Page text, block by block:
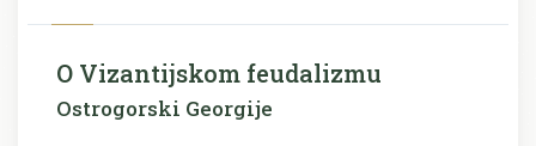
O Vizantijskom feudalizmu
Ostrogorski Georgije